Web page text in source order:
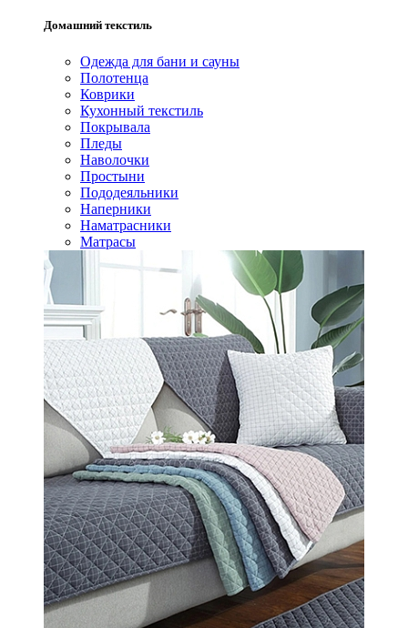
Домашний текстиль
Одежда для бани и сауны
Полотенца
Коврики
Кухонный текстиль
Покрывала
Пледы
Наволочки
Простыни
Пододеяльники
Наперники
Наматрасники
Матрасы